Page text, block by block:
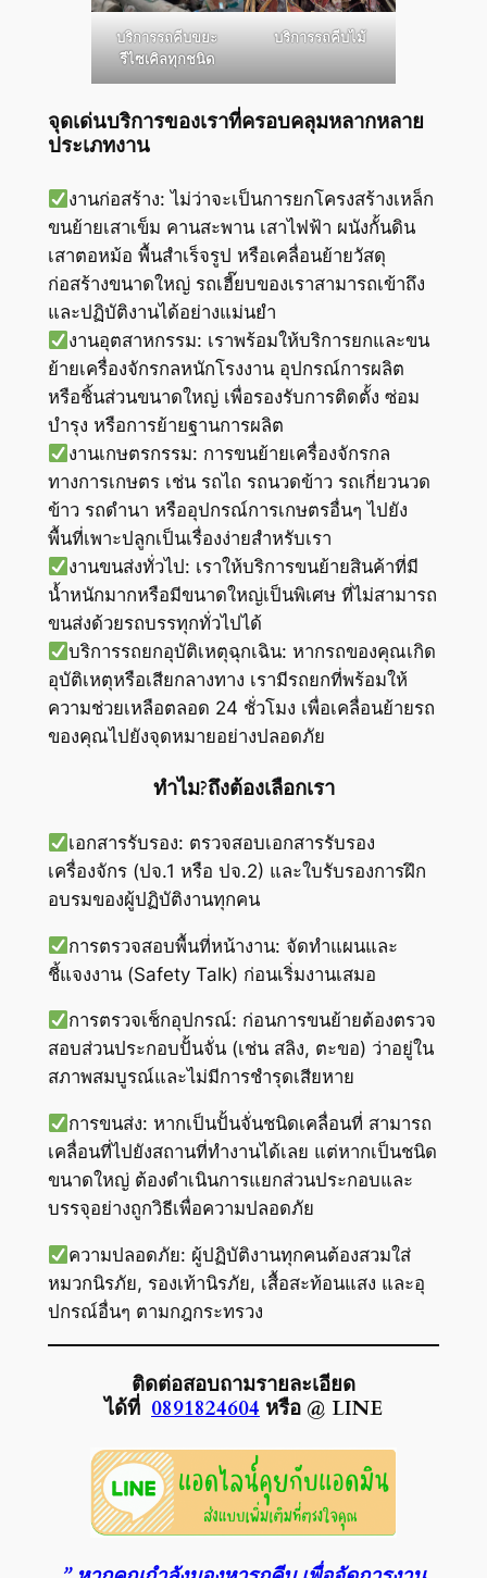
บริการรถคีบขยะ
รีไซเคิลทุกชนิด
บริการรถคีบไม้
จุดเด่นบริการของเราที่ครอบคลุมหลากหลาย
ประเภทงาน
งานก่อสร้าง: ไม่ว่าจะเป็นการยกโครงสร้างเหล็ก
ขนย้ายเสาเข็ม คานสะพาน เสาไฟฟ้า ผนังกั้นดิน
เสาตอหม้อ พื้นสำเร็จรูป หรือเคลื่อนย้ายวัสดุ
ก่อสร้างขนาดใหญ่ รถเฮี๊ยบของเราสามารถเข้าถึง
และปฏิบัติงานได้อย่างแม่นยำ
งานอุตสาหกรรม: เราพร้อมให้บริการยกและขน
ย้ายเครื่องจักรกลหนักโรงงาน อุปกรณ์การผลิต
หรือชิ้นส่วนขนาดใหญ่ เพื่อรองรับการติดตั้ง ซ่อม
บำรุง หรือการย้ายฐานการผลิต
งานเกษตรกรรม: การขนย้ายเครื่องจักรกล
ทางการเกษตร เช่น รถไถ รถนวดข้าว รถเกี่ยวนวด
ข้าว รถดำนา หรืออุปกรณ์การเกษตรอื่นๆ ไปยัง
พื้นที่เพาะปลูกเป็นเรื่องง่ายสำหรับเรา
งานขนส่งทั่วไป: เราให้บริการขนย้ายสินค้าที่มี
น้ำหนักมากหรือมีขนาดใหญ่เป็นพิเศษ ที่ไม่สามารถ
ขนส่งด้วยรถบรรทุกทั่วไปได้
บริการรถยกอุบัติเหตุฉุกเฉิน: หากรถของคุณเกิด
อุบัติเหตุหรือเสียกลางทาง เรามีรถยกที่พร้อมให้
ความช่วยเหลือตลอด 24 ชั่วโมง เพื่อเคลื่อนย้ายรถ
ของคุณไปยังจุดหมายอย่างปลอดภัย
ทำไม?ถึงต้องเลือกเรา
เอกสารรับรอง: ตรวจสอบเอกสารรับรอง
เครื่องจักร (ปจ.1 หรือ ปจ.2) และใบรับรองการฝึก
อบรมของผู้ปฏิบัติงานทุกคน
การตรวจสอบพื้นที่หน้างาน: จัดทำแผนและ
ชี้แจงงาน (Safety Talk) ก่อนเริ่มงานเสมอ
การตรวจเช็กอุปกรณ์: ก่อนการขนย้ายต้องตรวจ
สอบส่วนประกอบปั้นจั่น (เช่น สลิง, ตะขอ) ว่าอยู่ใน
สภาพสมบูรณ์และไม่มีการชำรุดเสียหาย
การขนส่ง: หากเป็นปั้นจั่นชนิดเคลื่อนที่ สามารถ
เคลื่อนที่ไปยังสถานที่ทำงานได้เลย แต่หากเป็นชนิด
ขนาดใหญ่ ต้องดำเนินการแยกส่วนประกอบและ
บรรจุอย่างถูกวิธีเพื่อความปลอดภัย
ความปลอดภัย: ผู้ปฏิบัติงานทุกคนต้องสวมใส่
หมวกนิรภัย, รองเท้านิรภัย, เสื้อสะท้อนแสง และอุ
ปกรณ์อื่นๆ ตามกฎกระทรวง
ติดต่อสอบถามรายละเอียด
ได้ที่ 0891824604 หรือ @ LINE